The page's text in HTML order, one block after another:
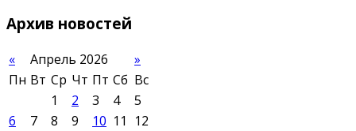
Архив новостей
« Апрель 2026
»
Пн Вт Ср Чт Пт Сб Вс
1
2 3 4
5
6
7 8 9 10 11
12